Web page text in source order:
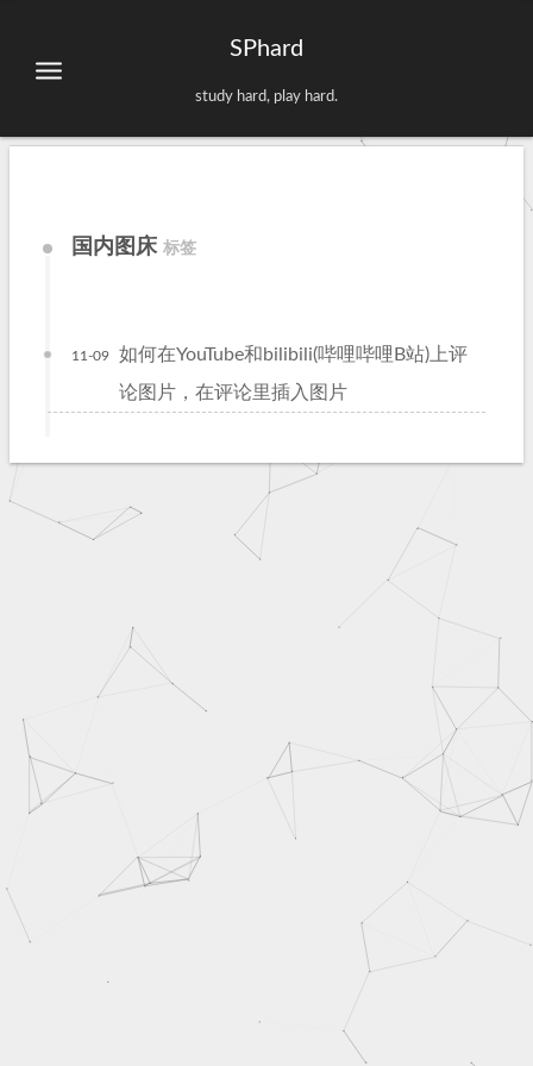
SPhard
study hard, play hard.
国内图床 标签
如何在YouTube和bilibili(哔哩哔哩B站)上评
论图片，在评论里插入图片
11-09